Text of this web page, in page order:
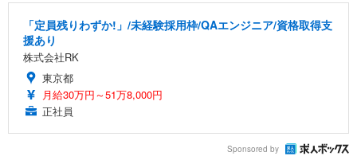
「定員残りわずか!」/未経験採用枠/QAエンジニア/資格取得支
援あり
株式会社RK
東京都
月給30万円～51万8,000円
正社員
Sponsored by